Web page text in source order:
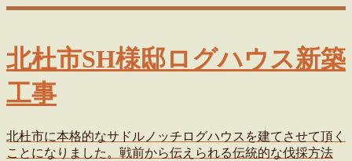
北杜市SH様邸ログハウス新築
工事
北杜市に本格的なサドルノッチログハウスを建てさせて頂く
ことになりました。戦前から伝えられる伝統的な伐採方法